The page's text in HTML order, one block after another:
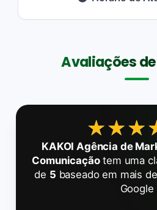
Avaliações
KAKOI Agência de
Comunicaçãotem uma
de 5 baseado em mais
Google